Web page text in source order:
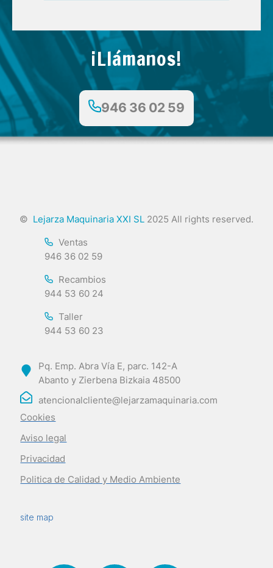
¡Llámanos!
946 36 02 59
© Lejarza Maquinaria XXI SL 2025 All rights reserved.
Ventas
946 36 02 59
Recambios
944 53 60 24
Taller
944 53 60 23
Pq. Emp. Abra Vía E, parc. 142-A
Abanto y Zierbena Bizkaia 48500
atencionalcliente@lejarzamaquinaria.com
Cookies
Aviso legal
Privacidad
Politica de Calidad y Medio Ambiente
site map